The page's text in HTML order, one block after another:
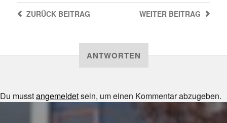
WEITER BEITRAG
ZURÜCKBEITRAG
ANTWORTEN
Du musstangemeldetsein, um einen Kommentar abzugeben.